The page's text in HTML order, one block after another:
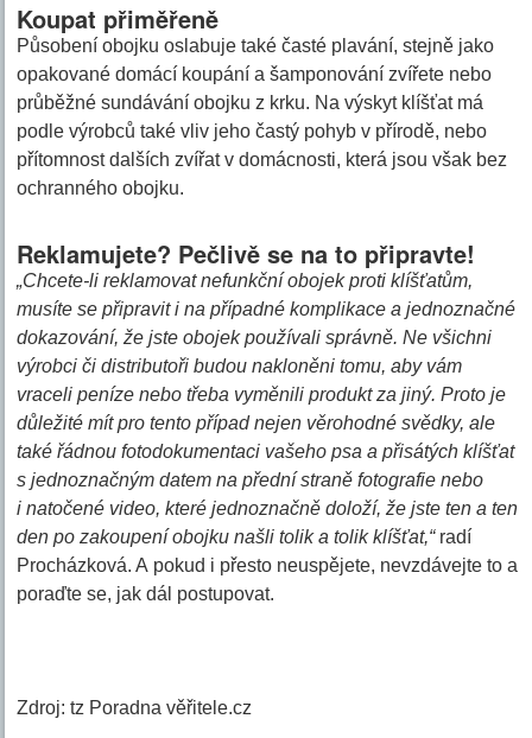
Koupat přiměřeně
Působení obojku oslabuje také časté plavání, stejně jako
opakované domácí koupání a šamponování zvířete nebo
průběžné sundávání obojku z krku. Na výskyt klíšťat má
podle výrobců také vliv jeho častý pohyb v přírodě, nebo
přítomnost dalších zvířat v domácnosti, která jsou však bez
ochranného obojku.
Reklamujete? Pečlivě se na to připravte!
„Chcete-li reklamovat nefunkční obojek proti klíšťatům,
musíte se připravit i na případné komplikace a jednoznačné
dokazování, že jste obojek používali správně. Ne všichni
výrobci či distributoři budou nakloněni tomu, aby vám
vraceli peníze nebo třeba vyměnili produkt za jiný. Proto je
důležité mít pro tento případ nejen věrohodné svědky, ale
také řádnou fotodokumentaci vašeho psa a přisátých klíšťat
s jednoznačným datem na přední straně fotografie nebo
i natočené video, které jednoznačně doloží, že jste ten a ten
den po zakoupení obojku našli tolik a tolik klíšťat,“radí
Procházková. A pokud i přesto neuspějete, nevzdávejte to a
poraďte se, jak dál postupovat.
Zdroj: tz Poradna věřitele.cz